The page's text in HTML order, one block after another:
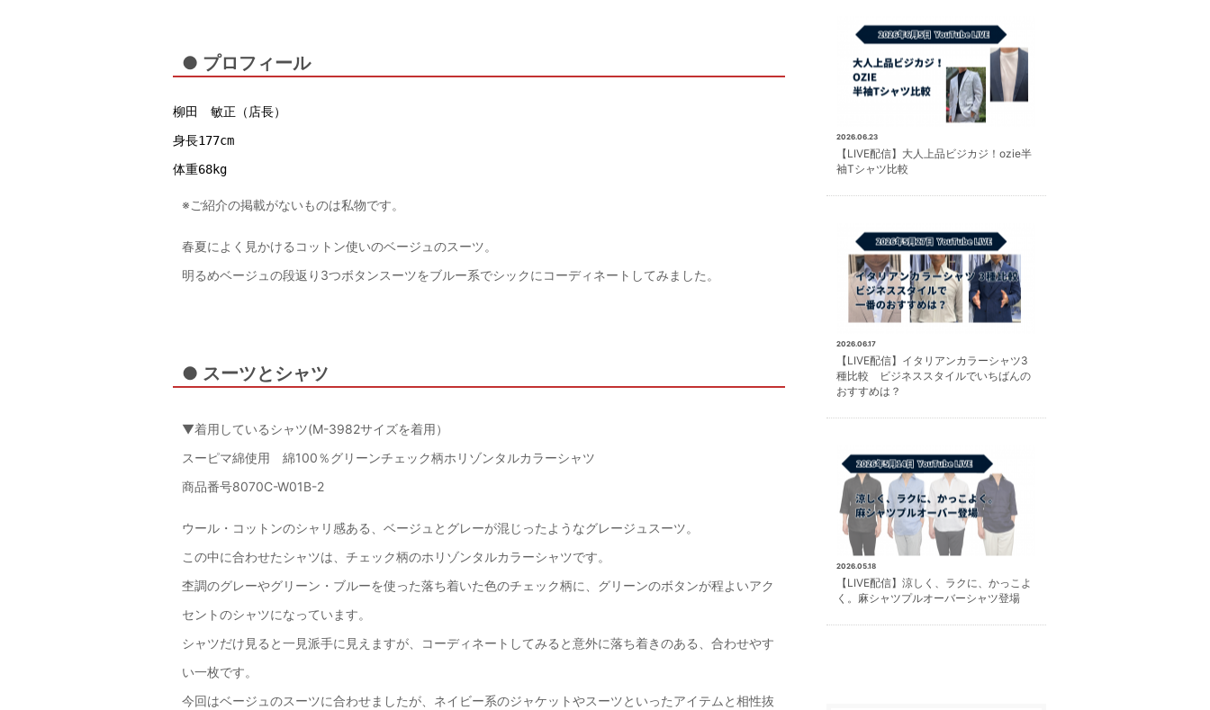
● プロフィール
柳田　敏正（店長）
身長177cm
体重68kg
※ご紹介の掲載がないものは私物です。
春夏によく見かけるコットン使いのベージュのスーツ。
明るめベージュの段返り3つボタンスーツをブルー系でシックにコーディネートしてみました。
● スーツとシャツ
▼着用しているシャツ(M-3982サイズを着用）
スーピマ綿使用 綿100％グリーンチェック柄ホリゾンタルカラーシャツ
商品番号8070C-W01B-2
ウール・コットンのシャリ感ある、ベージュとグレーが混じったようなグレージュスーツ。
この中に合わせたシャツは、チェック柄のホリゾンタルカラーシャツです。
杢調のグレーやグリーン・ブルーを使った落ち着いた色のチェック柄に、グリーンのボタンが程よいアク
セントのシャツになっています。
シャツだけ見ると一見派手に見えますが、コーディネートしてみると意外に落ち着きのある、合わせやす
い一枚です。
今回はベージュのスーツに合わせましたが、ネイビー系のジャケットやスーツといったアイテムと相性抜
2026.06.23
【LIVE配信】大人上品ビジカジ！ozie半
袖Tシャツ比較
2026.06.17
【LIVE配信】イタリアンカラーシャツ3
種比較 ビジネススタイルでいちばんの
おすすめは？
2026.05.18
【LIVE配信】涼しく、ラクに、かっこよ
く。麻シャツプルオーバーシャツ登場